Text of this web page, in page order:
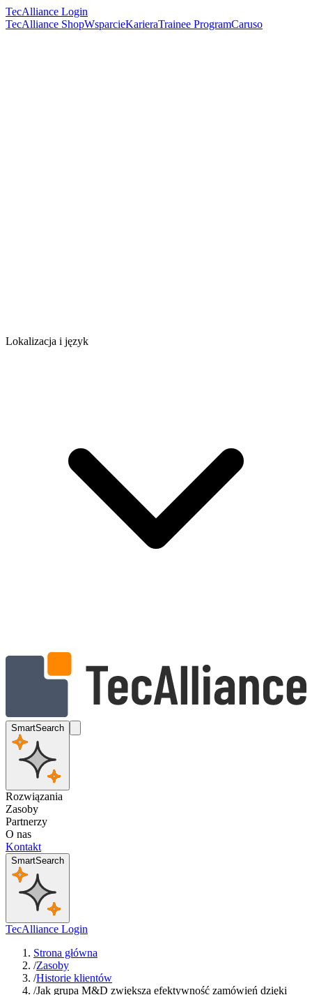
TecAlliance Login
TecAlliance ShopWsparcieKarieraTrainee ProgramCaruso
Lokalizacja i język
SmartSearch
Rozwiązania
Zasoby
Partnerzy
O nas
Kontakt
SmartSearch
TecAlliance Login
Strona główna
/Zasoby
/Historie klientów
/Jak grupa M&D zwiększa efektywność zamówień dzięki